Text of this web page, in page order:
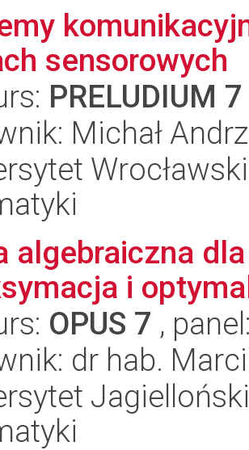
sensorowych
PRELUDIUM 7
Michał
algebraiczna
i
OPUS 7 ,
dr hab.